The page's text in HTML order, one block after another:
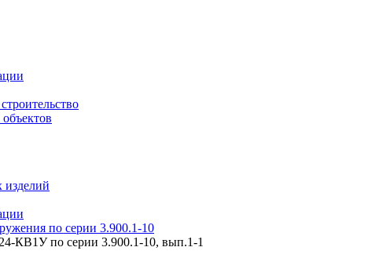
изделий
по серии 3.900.1-10
КВ1У по серии 3.900.1-10, вып.1-1